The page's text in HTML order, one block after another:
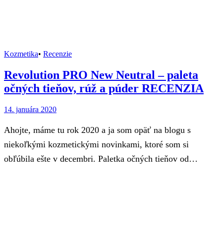
Kozmetika• Recenzie
Revolution PRO New Neutral – paleta
očných tieňov, rúž a púder RECENZIA
14. januára 2020
Ahojte, máme tu rok 2020 a ja som opäť na blogu s
niekoľkými kozmetickými novinkami, ktoré som si
obľúbila ešte v decembri. Paletka očných tieňov od…